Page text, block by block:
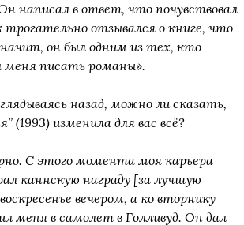
написал в ответ, что почувствовал
трогательно отзывался о книге, что
он был одним из тех, кто
меня писать романы».
назад, можно ли сказать,
” (1993) изменила для вас всё?
С этого момента моя карьера
каннскую награду [за лучшую
вечером, а ко вторнику
меня в самолет в Голливуд. Он дал